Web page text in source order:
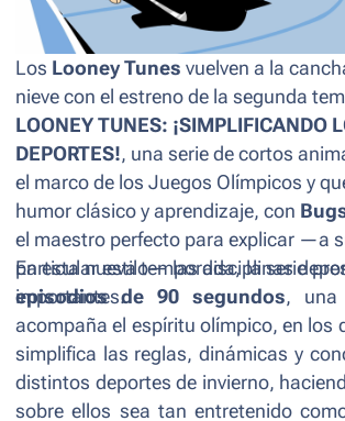
Los Looney Tunes vuelven a la
nieve con el estreno de la segunda
LOONEY TUNES: ¡SIMPLIFICANDO
DEPORTES!, una serie de cortos
el marco de los Juegos Olímpicos y
humor clásico y aprendizaje, con
el maestro perfecto para explicar —a
particular estilo— las disciplinas
importantes.
En esta nueva temporada, la serie
episodios de 90 segundos, una
acompaña el espíritu olímpico, en los
simplifica las reglas, dinámicas y
distintos deportes de invierno,
sobre ellos sea tan entretenido